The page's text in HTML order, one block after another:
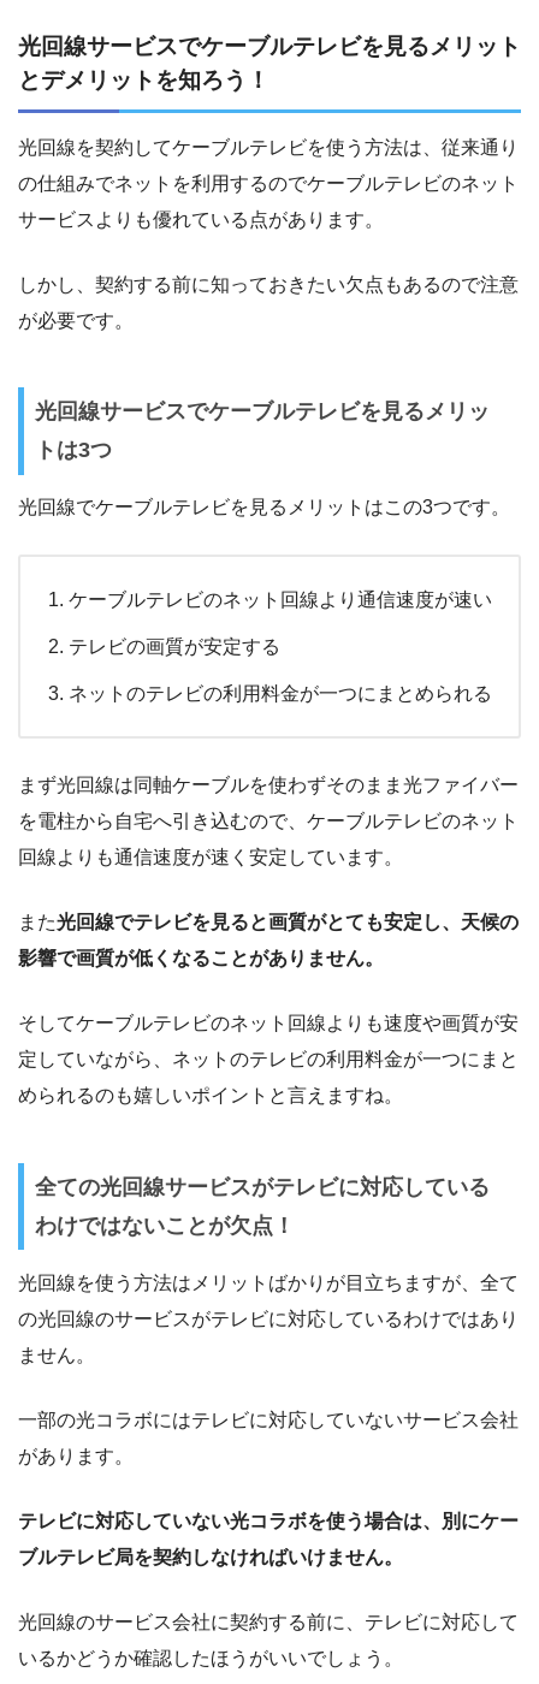
光回線サービスでケーブルテレビを見るメリット
とデメリットを知ろう！
光回線を契約してケーブルテレビを使う方法は、従来通り
の仕組みでネットを利用するのでケーブルテレビのネット
サービスよりも優れている点があります。
しかし、契約する前に知っておきたい欠点もあるので注意
が必要です。
光回線サービスでケーブルテレビを見るメリッ
トは3つ
光回線でケーブルテレビを見るメリットはこの3つです。
ケーブルテレビのネット回線より通信速度が速い
テレビの画質が安定する
ネットのテレビの利用料金が一つにまとめられる
まず光回線は同軸ケーブルを使わずそのまま光ファイバー
を電柱から自宅へ引き込むので、ケーブルテレビのネット
回線よりも通信速度が速く安定しています。
また光回線でテレビを見ると画質がとても安定し、天候の
影響で画質が低くなることがありません。
そしてケーブルテレビのネット回線よりも速度や画質が安
定していながら、ネットのテレビの利用料金が一つにまと
められるのも嬉しいポイントと言えますね。
全ての光回線サービスがテレビに対応している
わけではないことが欠点！
光回線を使う方法はメリットばかりが目立ちますが、全て
の光回線のサービスがテレビに対応しているわけではあり
ません。
一部の光コラボにはテレビに対応していないサービス会社
があります。
テレビに対応していない光コラボを使う場合は、別にケー
ブルテレビ局を契約しなければいけません。
光回線のサービス会社に契約する前に、テレビに対応して
いるかどうか確認したほうがいいでしょう。